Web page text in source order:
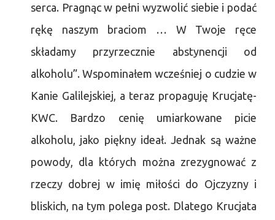
serca. Pragnąc w pełni wyzwolić siebie i podać
rękę naszym braciom … W Twoje ręce
składamy przyrzecznie abstynencji od
alkoholu”. Wspominałem wcześniej o cudzie w
Kanie Galilejskiej, a teraz propaguję Krucjatę-
KWC. Bardzo cenię umiarkowane picie
alkoholu, jako piękny ideał. Jednak są ważne
powody, dla których można zrezygnować z
rzeczy dobrej w imię miłości do Ojczyzny i
bliskich, na tym polega post. Dlatego Krucjata